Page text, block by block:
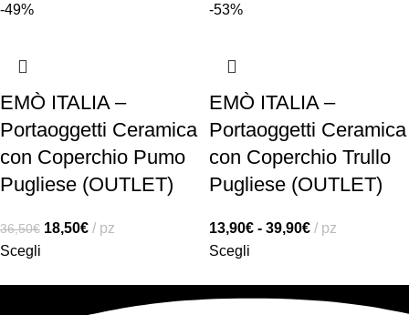
-49%
EMÒ ITALIA –
Portaoggetti Ceramica
con Coperchio Pumo
Pugliese (OUTLET)
36,50€ 18,50€
pz
Scegli
-53%
EMÒ ITALIA –
Portaoggetti Ceramica
con Coperchio Trullo
Pugliese (OUTLET)
13,90€ - 39,90€
pz
Scegli